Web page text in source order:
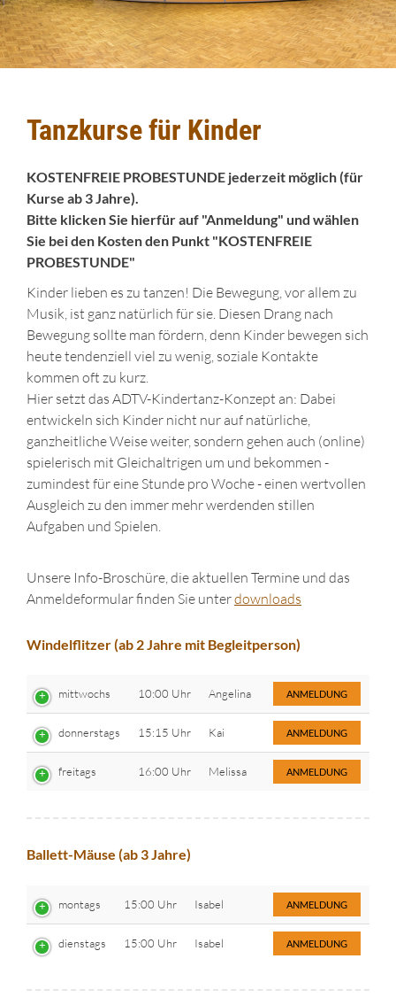
Tanzkurse für Kinder
KOSTENFREIE PROBESTUNDE jederzeit möglich (für
Kurse ab 3 Jahre).
Bitte klicken Sie hierfür auf "Anmeldung" und wählen
Sie bei den Kosten den Punkt "KOSTENFREIE
PROBESTUNDE"
Kinder lieben es zu tanzen! Die Bewegung, vor allem zu
Musik, ist ganz natürlich für sie. Diesen Drang nach
Bewegung sollte man fördern, denn Kinder bewegen sich
heute tendenziell viel zu wenig, soziale Kontakte
kommen oft zu kurz.
Hier setzt das ADTV-Kindertanz-Konzept an: Dabei
entwickeln sich Kinder nicht nur auf natürliche,
ganzheitliche Weise weiter, sondern gehen auch (online)
spielerisch mit Gleichaltrigen um und bekommen -
zumindest für eine Stunde pro Woche - einen wertvollen
Ausgleich zu den immer mehr werdenden stillen
Aufgaben und Spielen.
Unsere Info-Broschüre, die aktuellen Termine und das
Anmeldeformular finden Sie unterdownloads
Windelflitzer (ab 2 Jahre mit Begleitperson)
mittwochs 10:00 Uhr Angelina ANMELDUNG
donnerstags 15:15 Uhr Kai ANMELDUNG
freitags 16:00 Uhr Melissa ANMELDUNG
Ballett-Mäuse (ab 3 Jahre)
montags 15:00 Uhr Isabel ANMELDUNG
dienstags 15:00 Uhr Isabel ANMELDUNG